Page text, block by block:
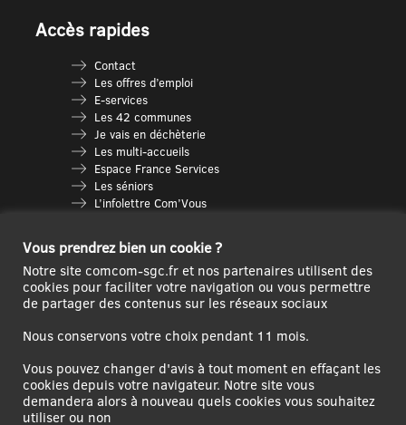
Accès rapides
Contact
Les offres d’emploi
E-services
Les 42 communes
Je vais en déchèterie
Les multi-accueils
Espace France Services
Les séniors
L’infolettre Com’Vous
Plan du site
Ce site internet a été cofinancé par l’Union européenne avec le Fonds
Vous prendrez bien un cookie ?
Notre site comcom-sgc.fr et nos partenaires utilisent des
cookies pour faciliter votre navigation ou vous permettre
de partager des contenus sur les réseaux sociaux
Nous conservons votre choix pendant 11 mois.
Vous pouvez changer d'avis à tout moment en effaçant les
cookies depuis votre navigateur. Notre site vous
demandera alors à nouveau quels cookies vous souhaitez
utiliser ou non